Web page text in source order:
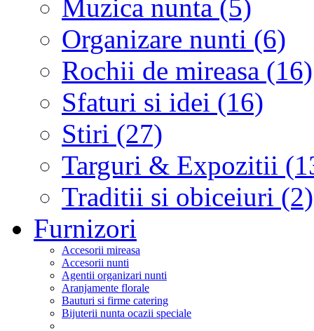
Muzica nunta (5)
Organizare nunti (6)
Rochii de mireasa (16)
Sfaturi si idei (16)
Stiri (27)
Targuri & Expozitii
Traditii si obiceiuri (2)
Furnizori
Accesorii mireasa
Accesorii nunti
Agentii organizari nunti
Aranjamente florale
Bauturi si firme catering
Bijuterii nunta ocazii speciale